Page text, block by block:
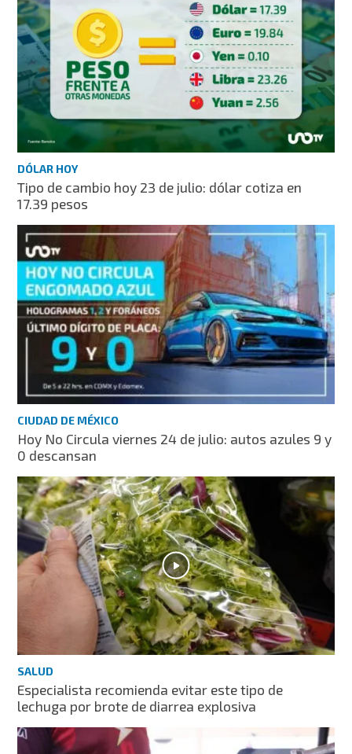
DÓLAR HOY
Tipo de cambio hoy 23 de julio: dólar cotiza en
17.39 pesos
CIUDAD DE MÉXICO
Hoy No Circula viernes 24 de julio: autos azules 9 y
0 descansan
SALUD
Especialista recomienda evitar este tipo de
lechuga por brote de diarrea explosiva